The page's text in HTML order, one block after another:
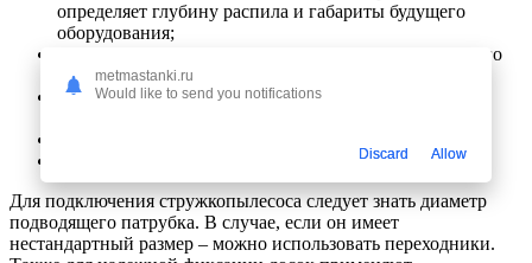
определяет глубину распила и габариты будущего
оборудования;
диапазон расстояний от торцевой плоскости пильного
диска до рабочего стола
параметры поворотного блока, если таковой
число оборотов и возможность их регулировки.
Для подключения стружкопылесоса следует знать диаметр
подводящего патрубка. В случае, если он имеет
нестандартный размер – можно использовать переходники.
metmastanki.ru
Would like to send you notifications
Discard Allow